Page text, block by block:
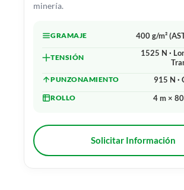
minería.
GRAMAJE 400 g/m²
TENSIÓN
1525 N ·
PUNZONAMIENTO 915 N ·
ROLLO 4 m ×
Solicitar Información